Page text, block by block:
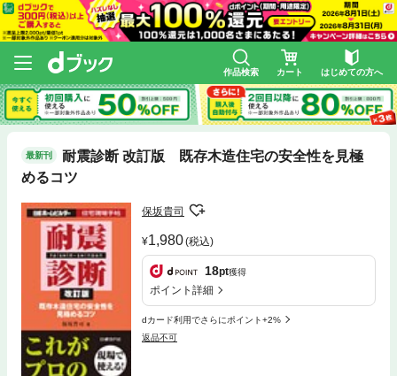
作品検索 カート はじめての方へ
最新刊
耐震診断 改訂版 既存木造住宅の安全性を見極
めるコツ
保坂貴司
1,980(税込)
18pt獲得
ポイント詳細
dカード利用でさらにポイント+2%
返品不可